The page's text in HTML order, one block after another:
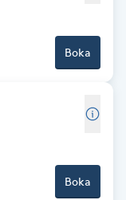
Boka
Boka